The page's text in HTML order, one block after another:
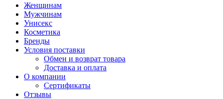
Женщинам
Мужчинам
Унисекс
Косметика
Бренды
Условия поставки
Обмен и возврат товара
Доставка и оплата
О компании
Сертификаты
Отзывы